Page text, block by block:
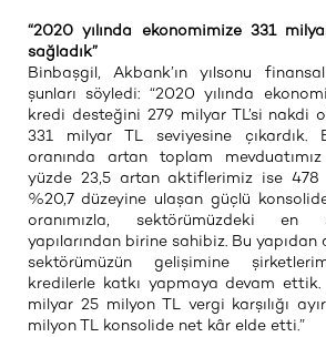
“2020 yılında ekonomimize 331
sağladık”
Binbaşgil, Akbank’ın yılsonu
şunları söyledi: “2020 yılında
kredi desteğini 279 milyar TL’si nakdi
331 milyar TL seviyesine çıkardık.
oranında artan toplam
yüzde 23,5 artan aktiflerimiz ise 478
%20,7 düzeyine ulaşan güçlü
oranımızla, sektörümüzdeki en
yapılarından birine sahibiz. Bu yapıdan
sektörümüzün gelişimine
kredilerle katkı yapmaya devam ettik.
milyar 25 milyon TL vergi karşılığı
milyon TL konsolide net kâr elde etti.”